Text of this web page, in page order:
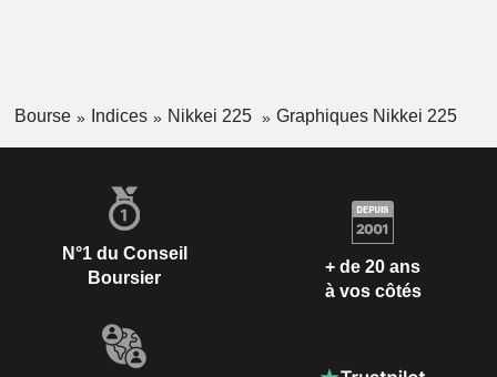
Bourse Indices Nikkei 225 Graphiques Nikkei 225
N°1 du Conseil
Boursier
+ de 20 ans
à vos côtés